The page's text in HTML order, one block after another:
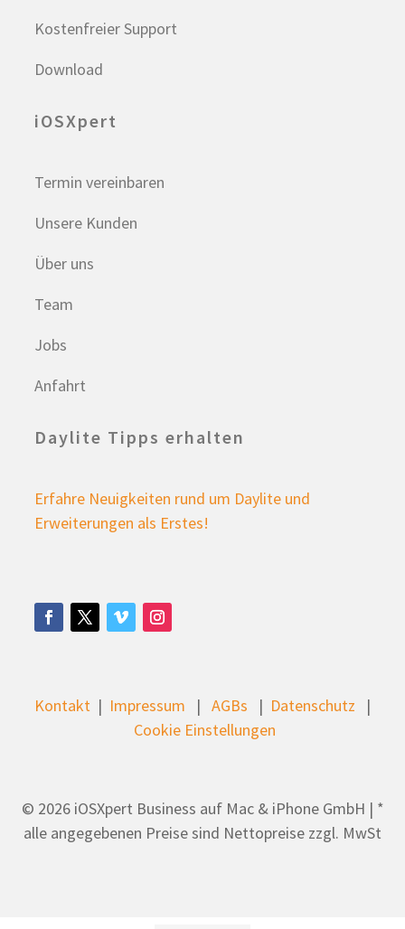
Kostenfreier Support
Download
iOSXpert
Termin vereinbaren
Unsere Kunden
Über uns
Team
Jobs
Anfahrt
Daylite Tipps erhalten
Erfahre Neuigkeiten rund um Daylite und
Erweiterungen als Erstes!
Kontakt | Impressum | AGBs | Datenschutz |
Cookie Einstellungen
© 2026 iOSXpert Business auf Mac & iPhone GmbH | *
alle angegebenen Preise sind Nettopreise zzgl. MwSt